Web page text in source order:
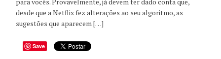
desde que a Netflix fez alterações ao seu algoritmo, as
sugestões que aparecem […]
Save